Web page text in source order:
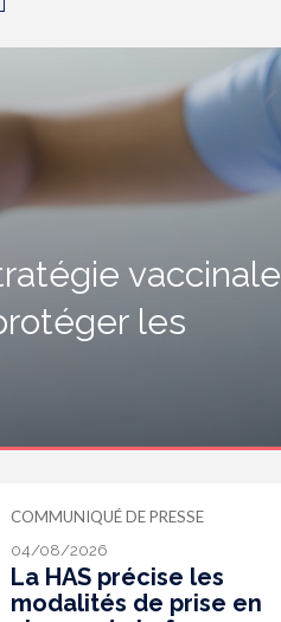
vaccinale
les
COMMUNIQUÉ DE PRESSE
04/08/2026
La HAS précise les
modalités de prise en